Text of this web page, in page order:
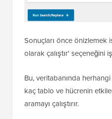
Sonuçları önce önizlemek
olarak çalıştır' seçeneğini
Bu, veritabanında
kaç tablo ve hücrenin
aramayı çalıştırır.